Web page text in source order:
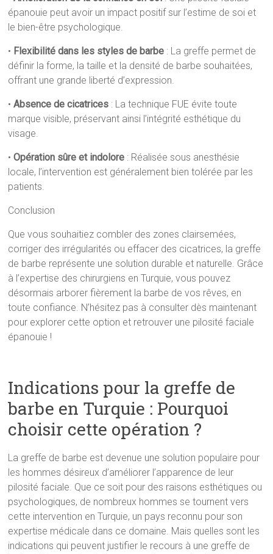
épanouie peut avoir un impact positif sur l’estime de soi et
le bien-être psychologique.
• Flexibilité dans les styles de barbe : La greffe permet de
définir la forme, la taille et la densité de barbe souhaitées,
offrant une grande liberté d’expression.
•Absence de cicatrices : La technique FUE évite toute
marque visible, préservant ainsi l’intégrité esthétique du
visage.
•Opération sûre et indolore : Réalisée sous anesthésie
locale, l’intervention est généralement bien tolérée par les
patients.
Conclusion
Que vous souhaitiez combler des zones clairsemées,
corriger des irrégularités ou effacer des cicatrices, la greffe
de barbe représente une solution durable et naturelle. Grâce
à l’expertise des chirurgiens en Turquie, vous pouvez
désormais arborer fièrement la barbe de vos rêves, en
toute confiance. N’hésitez pas à consulter dès maintenant
pour explorer cette option et retrouver une pilosité faciale
épanouie !
Indications pour la greffe de
barbe en Turquie : Pourquoi
choisir cette opération ?
La greffe de barbe est devenue une solution populaire pour
les hommes désireux d’améliorer l’apparence de leur
pilosité faciale. Que ce soit pour des raisons esthétiques ou
psychologiques, de nombreux hommes se tournent vers
cette intervention en Turquie, un pays reconnu pour son
expertise médicale dans ce domaine. Mais quelles sont les
indications qui peuvent justifier le recours à une greffe de